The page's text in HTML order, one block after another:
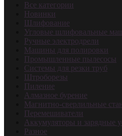
Все категории
Новинки
Шлифование
Угловые шлифовальные
Ручные электродрели
Машины для полировки
Промышленные пылесосы
Системы для резки труб
Штроборезы
Пиление
Алмазное бурение
Магнитно-сверлильные
Перемешиватели
Аккумуляторы и зарядные
Разное